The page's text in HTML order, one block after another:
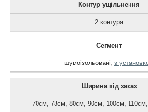
Контур ущільнення
2 контура
Сегмент
шумоізольовані з
Ширина під заказ
70см 78см 80см 90см 100см 110см